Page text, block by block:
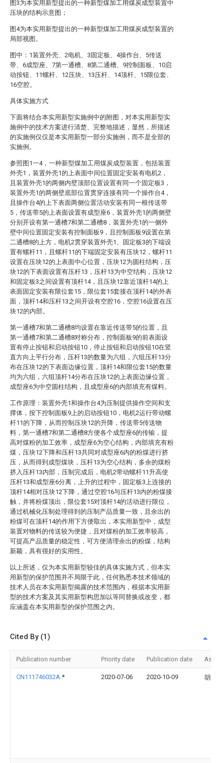
图3为本实用新型提出的一种新型煤加工用煤炭成型装置中
压块的结构示意图；
图4为本实用新型提出的一种新型煤加工用煤炭成型装置的
局部视图。
图中：1装置外壳、2电机、3固定板、4操作台、5传送
带、6成型座、7第一通槽、8第二通槽、9控制面板、10启
动按钮、11螺杆、12压块、13压杆、14顶杆、15限位套、
16空腔。
具体实施方式
下面将结合本实用新型实施例中的附图，对本实用新型实
施例中的技术方案进行清楚、完整地描述，显然，所描述
的实施例仅仅是本实用新型一部分实施例，而不是全部的
实施例。
参照图1一4，一种新型煤加工用煤炭成型装置，包括装置
外壳1，装置外壳1的上表面中间位置固定安装有电机2，
且装置外壳1的两侧内壁顶部位置设置有同一个固定板3，
装置外壳1的两侧壁底部位置贯穿连接有同一个操作台4，
且操作台4的上下表面两侧位置活动安装有同一根传送带
5，传送带5的上表面设置有成型座6，装置外壳1的两侧壁
分别开设有第一通槽7和第二通槽8，装置外壳1的一侧外
壁中间位置固定安装有控制面板9，且控制面板9设置在第
二通槽8的上方，电机2贯穿装置外壳1、固定板3的下端设
置有螺杆11，且螺杆11的下端固定安装有压块12，螺杆11
设置在压块12的上表面中心位置，压块12为圆柱结构，压
块12的下表面设置有压杆13，压杆13为中空结构，压块12
和固定板3之间设置有顶杆14，且压块12靠近顶杆14的上
表面固定安装有限位套15，限位套15套接在顶杆14的外表
面，顶杆14和压杆13之间开设有空腔16，空腔16设置在压
块12的内部。
第一通槽7和第二通槽8均设置在靠近传送带5的位置，且
第一通槽7和第二通槽8对称分布，控制面板9的前表面设
置有停止按钮和启动按钮10，停止按钮和启动按钮10在竖
直方向上平行分布，压杆13的数量为六组，六组压杆13分
布在压块12的下表面边缘位置，顶杆14和限位套15的数量
均为六组，六组顶杆14分布在压块12的上表面边缘位置，
成型座6为中空圆柱结构，且成型座6的内部填充有煤料。
工作原理：装置外壳1和操作台4为压制提供操作空间和支
撑体，按下控制面板9上的启动按钮10，电机2运行带动螺
杆11的下降，从而控制压块12的升降，传送带5传送物
料，第一通槽7和第二通槽8方便各个成型座6的传输，提
高对煤粉的加工效率，成型座6为空心结构，内部填充有粉
煤，压块12下降和压杆13共同对成型座6内的粉煤进行挤
压，从而得到成型煤块，压杆13为空心结构，多余的煤粉
挤入压杆13内部，压制完成后，电机2带动螺杆11升高使
压杆13和成型座6分离，上升的过程中，固定板3上连接的
顶杆14相对压块12下降，通过空腔16与压杆13内的粉煤接
触，并将粉煤顶出，限位套15对顶杆14的活动进行限位，
通过机械化压制处理得到的压制产品质量一致，且余出的
粉煤可在顶杆14的作用下方便取出，本实用新型中，成型
装置对物料的传送较为便捷，且对煤粉的加工效率较高，
可提高产品质量的稳定性，可方便清理余出的粉煤，结构
新颖，具有很好的实用性。
以上所述，仅为本实用新型较佳的具体实施方式，但本实
用新型的保护范围并不局限于此，任何熟悉本技术领域的
技术人员在本实用新型揭露的技术范围内，根据本实用新
型的技术方案及其实用新型构思加以等同替换或改变，都
应涵盖在本实用新型的保护范围之内。
Cited By (1)
Publication number Priority date Publication date
CN111746032A * 2020-07-06 2020-10-09 胡红